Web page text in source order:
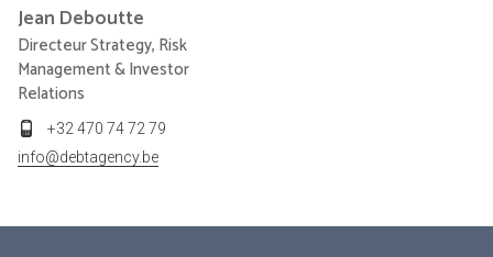
Jean Deboutte
Directeur Strategy, Risk
Management & Investor
Relations
+32 470 74 72 79
info@debtagency.be